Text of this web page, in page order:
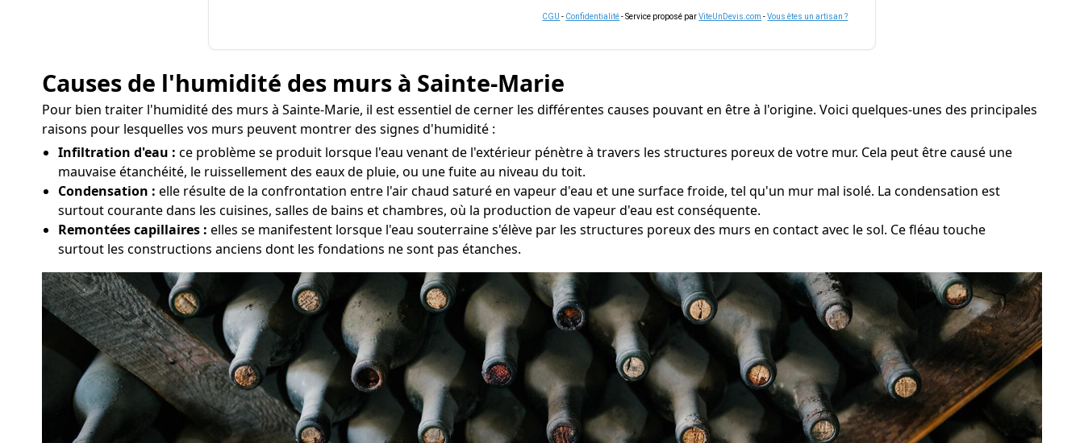
CGU - Confidentialité- Service proposé parViteUnDevis.com -Vous êtes un artisan ?
Causes de l'humidité des murs à Sainte-Marie
Pour bien traiter l'humidité des murs à Sainte-Marie, il est essentiel de cerner les différentes causes pouvant en être à l'origine. Voici quelques-unes des principales
raisons pour lesquelles vos murs peuvent montrer des signes d'humidité :
Infiltration d'eau : ce problème se produit lorsque l'eau venant de l'extérieur pénètre à travers les structures poreux de votre mur. Cela peut être causé une
mauvaise étanchéité, le ruissellement des eaux de pluie, ou une fuite au niveau du toit.
Condensation : elle résulte de la confrontation entre l'air chaud saturé en vapeur d'eau et une surface froide, tel qu'un mur mal isolé. La condensation est
surtout courante dans les cuisines, salles de bains et chambres, où la production de vapeur d'eau est conséquente.
Remontées capillaires : elles se manifestent lorsque l'eau souterraine s'élève par les structures poreux des murs en contact avec le sol. Ce fléau touche
surtout les constructions anciens dont les fondations ne sont pas étanches.